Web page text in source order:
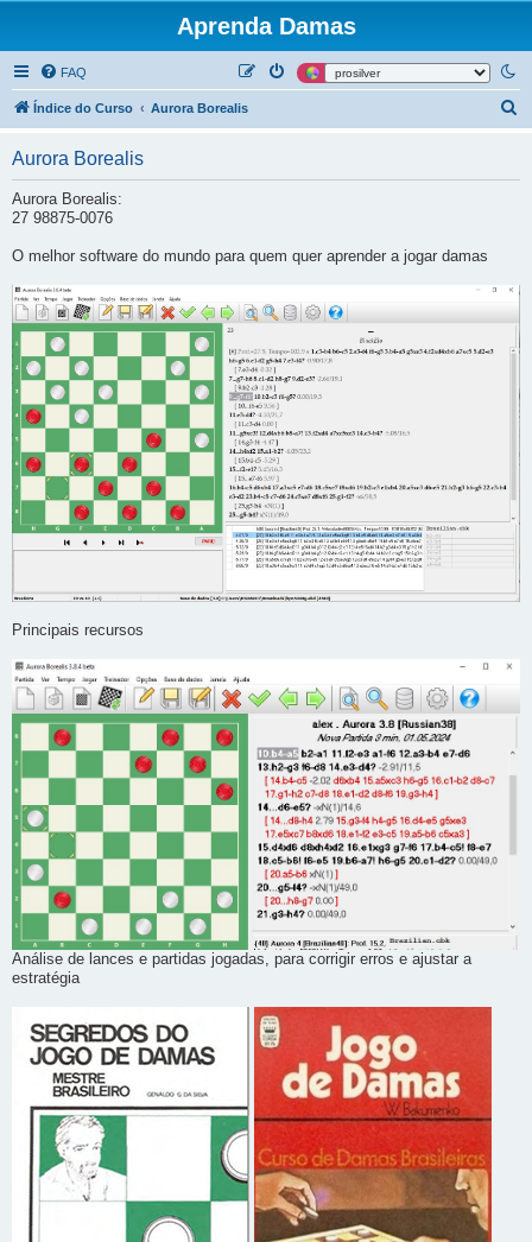
Aprenda Damas
FAQ
Índice do Curso Aurora Borealis
r
Aurora Borealis
Aurora Borealis:
27 98875-0076
O melhor software do mundo para quem quer aprender a jogar damas
Principais recursos
Análise de lances e partidas jogadas, para corrigir erros e ajustar a
estratégia